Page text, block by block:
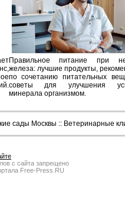
Правильное питание при
железа: лучшие продукты,
по сочетанию питательных
советы для улучшения
минерала организмом.
сады Москвы :: Ветеринарные
с сайта запрещено
Free-Press.RU